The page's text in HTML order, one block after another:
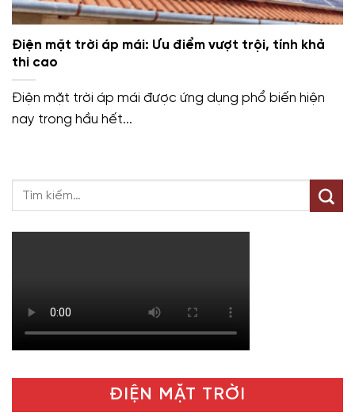
Điện mặt trời áp mái: Ưu điểm vượt trội, tính khả
thi cao
Điện mặt trời áp mái được ứng dụng phổ biến hiện
nay trong hầu hết...
ĐIỆN MẶT TRỜI